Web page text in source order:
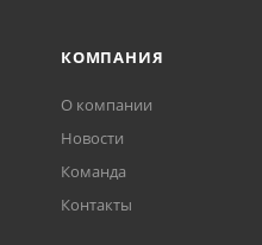
КОМПАНИЯ
О компании
Новости
Команда
Контакты